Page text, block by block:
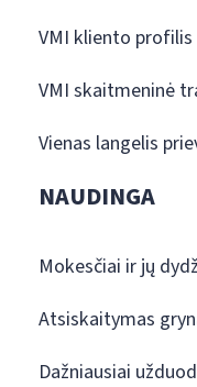
VMI kliento profilis
VMI skaitmeninė
Vienas langelis
NAUDINGA
Mokesčiai ir jų
Atsiskaitymas
Dažniausiai